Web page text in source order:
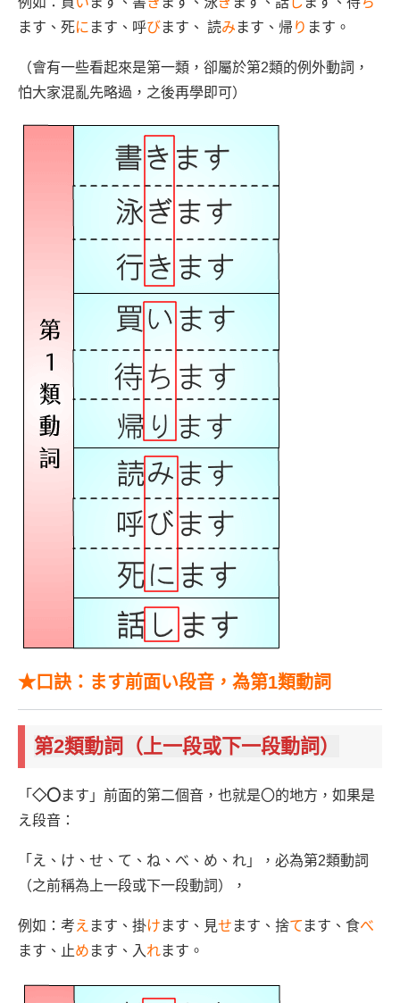
ます、死に ます、呼びます、 読み ます、帰 り ます。
（會有一些看起來是第一類，卻屬於第2類的例外動詞，
怕大家混亂先略過，之後再學即可）
★口訣：ます前面い段音，為第1類動詞
第2類動詞（上一段或下一段動詞）
「 ◇〇ます」前面的第二個音，也就是〇的地方，如果是
え段音：
「え、け、せ、て、ね、べ、め、れ」，必為第2類動詞
（之前稱為上一段或下一段動詞），
例如：考 え ます、掛け ます、見せ ます、捨てます、食べ
ます、止め ます、入 れます。